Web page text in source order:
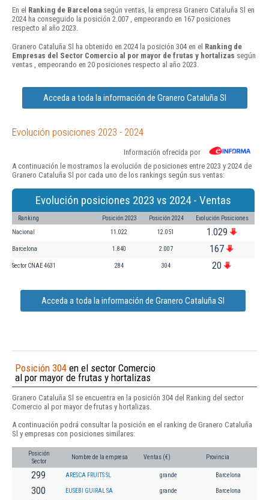
En el Ranking de Barcelona según ventas, la empresa Granero Cataluña Sl en
2024 ha conseguido la posición 2.007 , empeorando en 167 posiciones
respecto al año 2023.
Granero Cataluña Sl ha obtenido en 2024 la posición 304 en el Ranking de
Empresas del Sector Comercio al por mayor de frutas y hortalizas según
ventas , empeorando en 20 posiciones respecto al año 2023.
Acceda a toda la información de Granero Cataluña Sl
Evolución posiciones 2023 - 2024
Información ofrecida por
A continuación le mostramos la evolución de posiciones entre 2023 y 2024 de
Granero Cataluña Sl por cada uno de los rankings según sus ventas:
Evolución posiciones 2023 vs 2024 - Ventas
Ranking Posición 2023 Posición 2024 Evolución Posiciones
Nacional 11.022 12.051 1.029
Barcelona 1.840 2.007 167
Sector CNAE 4631 284 304 20
Acceda a toda la información de Granero Cataluña Sl
Posición 304 en el sector Comercio
al por mayor de frutas y hortalizas
Granero Cataluña Sl se encuentra en la posición 304 del Ranking del sector
Comercio al por mayor de frutas y hortalizas.
A continuación podrá consultar la posición en el ranking de Granero Cataluña
Sl y empresas con posiciones similares:
Posición
Sector
Nombre de la empresa Ventas (€) Provincia
299 ARESCA FRUITS SL grande Barcelona
300 EUSEBI GUIRAL SA grande Barcelona